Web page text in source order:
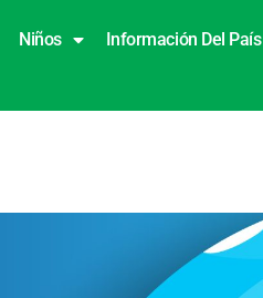
Niños Información Del País